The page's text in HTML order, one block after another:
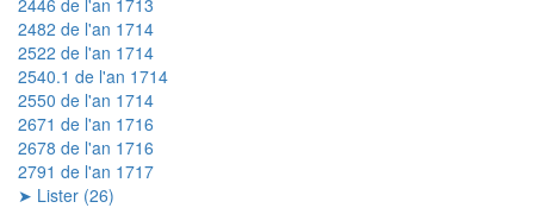
2482 de l'an 1714
2522 de l'an 1714
2540.1 de l'an 1714
2550 de l'an 1714
2671 de l'an 1716
2678 de l'an 1716
2791 de l'an 1717
➤ Lister (26)